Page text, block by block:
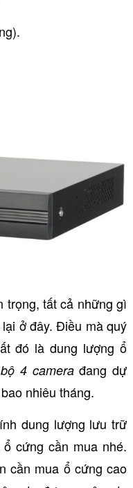
trọng, tất cả những gì
ở đây. Điều mà quý
đó là dung lượng ổ
bộ 4 camerađang dự
nhiêu tháng.
dung lượng lưu trữ
cứng cần mua nhé.
cần mua ổ cứng cao